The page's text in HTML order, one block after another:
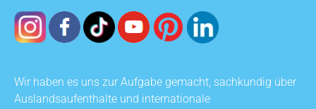
Wir haben es uns zur Aufgabe gemacht, sachkundig über
Auslandsaufenthalte und internationale